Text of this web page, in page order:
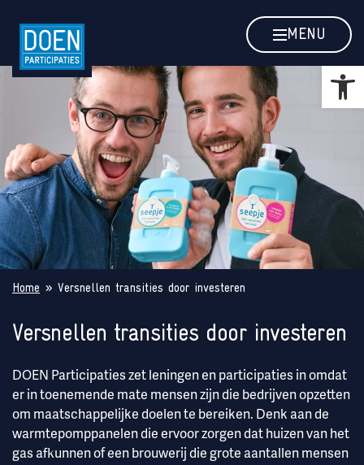
Versnellen transities door
MENU
Home » Versnellen transities door investeren
Versnellen transities door investeren
DOEN Participaties zet leningen en participaties in omdat
er in toenemende mate mensen zijn die bedrijven opzetten
om maatschappelijke doelen te bereiken. Denk aan de
warmtepomppanelen die ervoor zorgen dat huizen van het
gas afkunnen of een brouwerij die grote aantallen mensen